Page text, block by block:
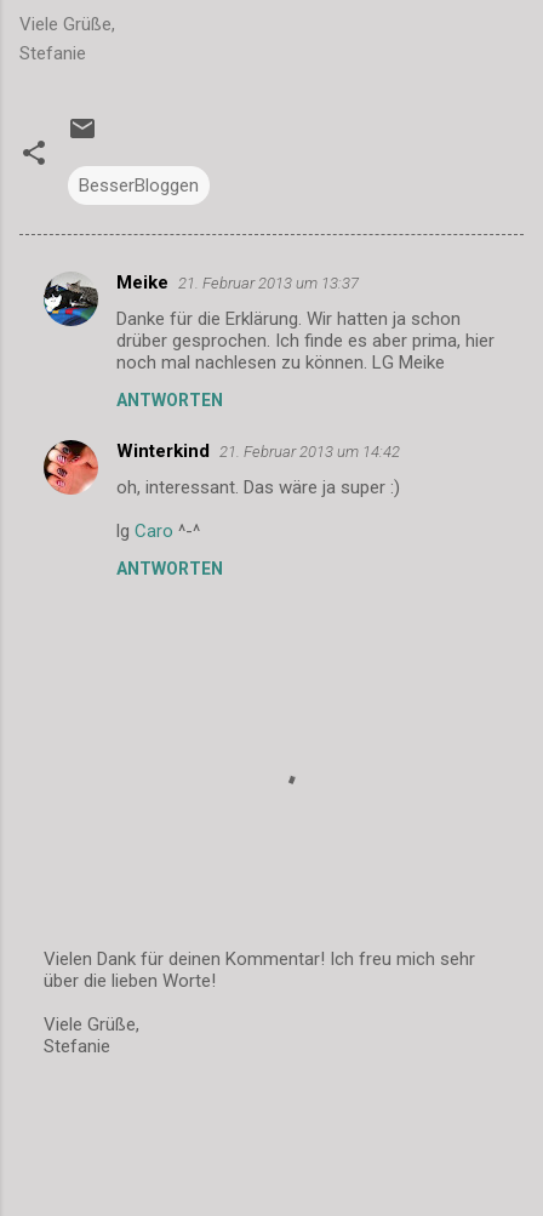
Viele Grüße,
Stefanie
BesserBloggen
K
o
n
Meike 21. Februar 2013 um 13:37
Danke für die Erklärung. Wir hatten ja schon
drüber gesprochen. Ich finde es aber prima, hier
noch mal nachlesen zu können. LG Meike
ANTWORTEN
Winterkind 21. Februar 2013 um 14:42
oh, interessant. Das wäre ja super :)
lg Caro ^-^
ANTWORTEN
K
m
m
Vielen Dank für deinen Kommentar! Ich freu mich sehr
über die lieben Worte!
Viele Grüße,
Stefanie